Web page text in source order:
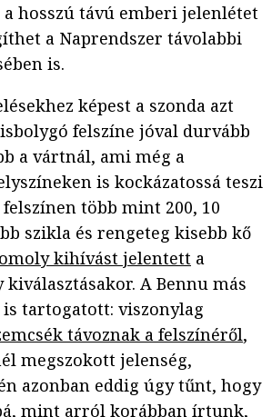
hosszú távú emberi jelenlétet
a Naprendszer távolabbi
is.
képest a szonda azt
felszíne jóval durvább
a vártnál, ami még a
is kockázatossá teszi
több mint 200, 10
szikla és rengeteg kisebb kő
kihívást jelentett a
A Bennu más
tartogatott: viszonylag
távoznak a felszínéről,
megszokott jelenség,
azonban eddig úgy tűnt, hogy
mint arról korábban írtunk,